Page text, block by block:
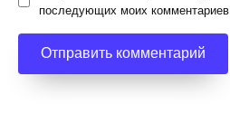
последующих моих комментариев.